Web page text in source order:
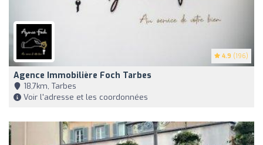
4.9 (196)
Agence Immobilière Foch Tarbes
18,7km, Tarbes
Voir l'adresse et les coordonnées